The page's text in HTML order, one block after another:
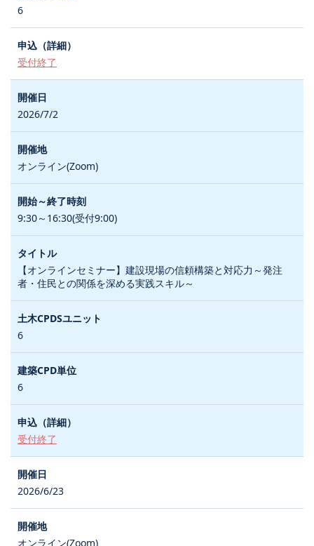
6
受付終了
2026/7/2
オンライン(Zoom)
9:30～16:30(受付9:00)
【オンラインセミナー】建設現場の信頼構築と対応力～発注
者・住民との関係を深める実践スキル～
6
6
受付終了
2026/6/23
オンライン(Zoom)